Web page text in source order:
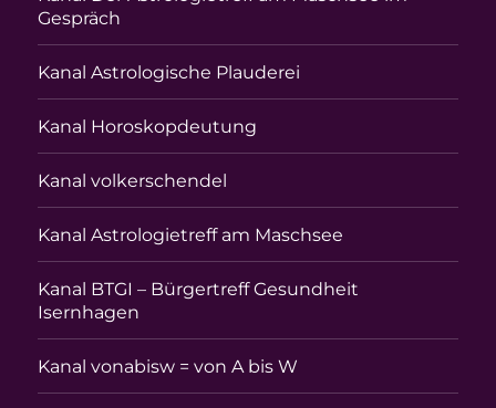
Gespräch
Kanal Astrologische Plauderei
Kanal Horoskopdeutung
Kanal volkerschendel
Kanal Astrologietreff am Maschsee
Kanal BTGI – Bürgertreff Gesundheit
Isernhagen
Kanal vonabisw = von A bis W